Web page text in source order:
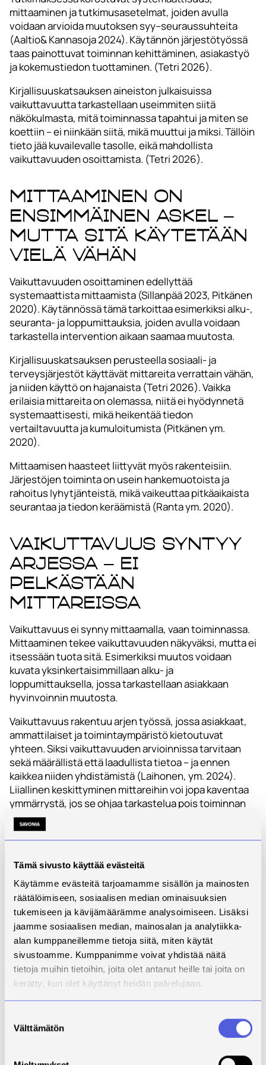
Tämä sivusto käyttää evästeitä
Käytämme evästeitä tarjoamamme sisällön ja mainosten
räätälöimiseen, sosiaalisen median ominaisuuksien
tukemiseen ja kävijämäärämme analysoimiseen. Lisäksi
jaamme sosiaalisen median, mainosalan ja analytiikka-
alan kumppaneillemme tietoja siitä, miten käytät
sivustoamme. Kumppanimme voivat yhdistää näitä
tietoja muihin tietoihin, joita olet antanut heille tai joita on
kerätty, kun olet käyttänyt heidän palvelujaan.
valinta
Välttämätön
mittaaminen ja tutkimusasetelmat, joiden avulla
voidaan arvioida muutoksen syy–seuraussuhteita
(Aaltio& Kannasoja 2024). Käytännön järjestötyössä
taas painottuvat toiminnan kehittäminen, asiakastyö
ja kokemustiedon tuottaminen. (Tetri 2026).
Kirjallisuuskatsauksen aineiston julkaisuissa
vaikuttavuutta tarkastellaan useimmiten siitä
näkökulmasta, mitä toiminnassa tapahtui ja miten se
koettiin – ei niinkään siitä, mikä muuttui ja miksi. Tällöin
tieto jää kuvailevalle tasolle, eikä mahdollista
vaikuttavuuden osoittamista. (Tetri 2026).
Mittaaminen on
ensimmäinen askel –
mutta sitä käytetään
vielä vähän
Vaikuttavuuden osoittaminen edellyttää
systemaattista mittaamista (Sillanpää 2023, Pitkänen
2020). Käytännössä tämä tarkoittaa esimerkiksi alku-,
seuranta- ja loppumittauksia, joiden avulla voidaan
tarkastella intervention aikaan saamaa muutosta.
Kirjallisuuskatsauksen perusteella sosiaali- ja
terveysjärjestöt käyttävät mittareita verrattain vähän,
ja niiden käyttö on hajanaista (Tetri 2026). Vaikka
erilaisia mittareita on olemassa, niitä ei hyödynnetä
systemaattisesti, mikä heikentää tiedon
vertailtavuutta ja kumuloitumista (Pitkänen ym.
2020).
Mittaamisen haasteet liittyvät myös rakenteisiin.
Järjestöjen toiminta on usein hankemuotoista ja
rahoitus lyhytjänteistä, mikä vaikeuttaa pitkäaikaista
seurantaa ja tiedon keräämistä (Ranta ym. 2020).
Vaikuttavuus syntyy
arjessa – ei
pelkästään
mittareissa
Vaikuttavuus ei synny mittaamalla, vaan toiminnassa.
Mittaaminen tekee vaikuttavuuden näkyväksi, mutta ei
itsessään tuota sitä. Esimerkiksi muutos voidaan
kuvata yksinkertaisimmillaan alku- ja
loppumittauksella, jossa tarkastellaan asiakkaan
hyvinvoinnin muutosta.
Vaikuttavuus rakentuu arjen työssä, jossa asiakkaat,
ammattilaiset ja toimintaympäristö kietoutuvat
yhteen. Siksi vaikuttavuuden arvioinnissa tarvitaan
sekä määrällistä että laadullista tietoa – ja ennen
kaikkea niiden yhdistämistä (Laihonen, ym. 2024).
Liiallinen keskittyminen mittareihin voi jopa kaventaa
ymmärrystä, jos se ohjaa tarkastelua pois toiminnan
merkityksellisistä, mutta vaikeammin mitattavista
ulottuvuuksista.
Askeleet kohti
systemaattisempaa
vaikuttavuutta
Tetri (2026) hahmottelee sosiaali- ja
terveysjärjestöjen vaikuttavuuden todentamisen
kehittämistä. Keskeiset keinot ovat vaikutustiedon
tuotannon tapojen kehittäminen ja kansallinen
koordinaatio.
vaikutustiedon tuotannon tapoja. Tämä tarkoittaa